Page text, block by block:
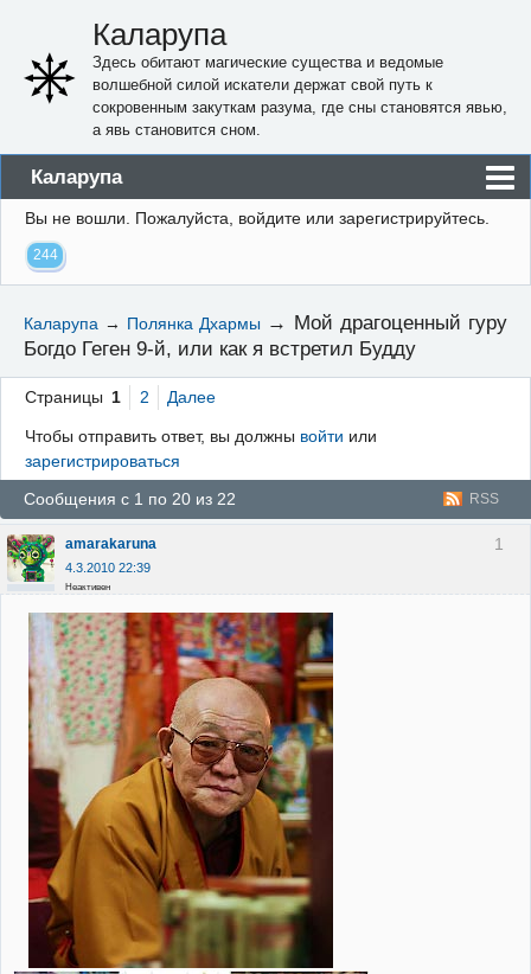
Каларупа
Здесь обитают магические существа и ведомые
волшебной силой искатели держат свой путь к
сокровенным закуткам разума, где сны становятся явью,
а явь становится сном.
Каларупа
Блог
Форум
Правила
Регистрация
Вход
Вы не вошли. Пожалуйста, войдите или зарегистрируйтесь.
244
Каларупа → Полянка Дхармы → Мой драгоценный гуру
Богдо Геген 9-й, или как я встретил Будду
Страницы 1 2 Далее
Чтобы отправить ответ, вы должны войти или
зарегистрироваться
RSS
Сообщения с 1 по 20 из 22
1
amarakaruna
4.3.2010 22:39
Неактивен